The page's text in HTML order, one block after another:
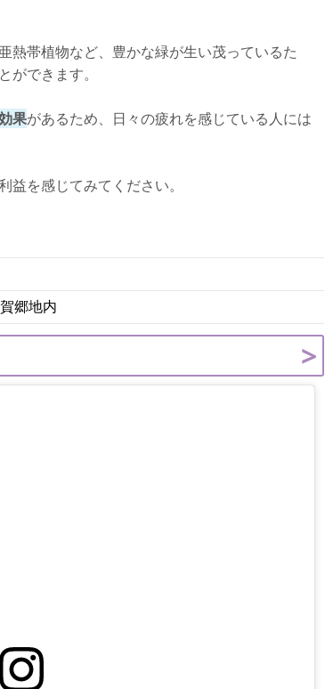
熱帯植物など、豊かな緑が生い茂っているた
ができます。
果があるため、日々の疲れを感じている人には
を感じてみてください。
郷地内